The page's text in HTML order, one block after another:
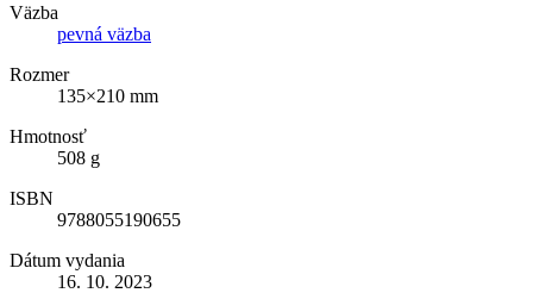
Väzba
pevná väzba
Rozmer
135×210 mm
Hmotnosť
508 g
ISBN
9788055190655
Dátum vydania
16. 10. 2023